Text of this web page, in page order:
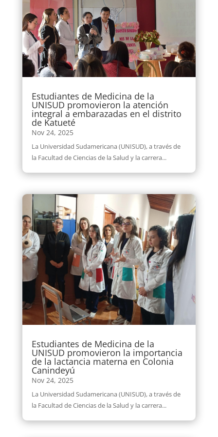
Estudiantes de Medicina de la
UNISUD promovieron la atención
integral a embarazadas en el distrito
de Katueté
Nov 24, 2025
La Universidad Sudamericana (UNISUD), a través de
la Facultad de Ciencias de la Salud y la carrera...
Estudiantes de Medicina de la
UNISUD promovieron la importancia
de la lactancia materna en Colonia
Canindeyú
Nov 24, 2025
La Universidad Sudamericana (UNISUD), a través de
la Facultad de Ciencias de la Salud y la carrera...